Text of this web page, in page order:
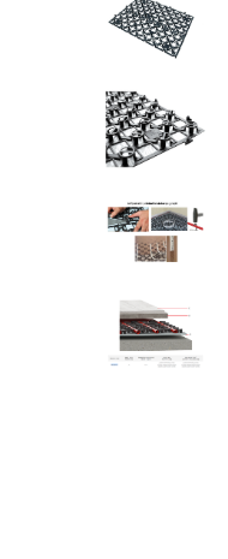
Baterii cada si dus
Baterii bideu si dus igienic
Accesorii baterii
Coloane de dus
Seturi de dus